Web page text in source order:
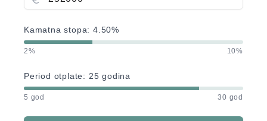
Kamatna stopa:4.50%
2% 10%
Period otplate: 25 godina
5 god 30 god